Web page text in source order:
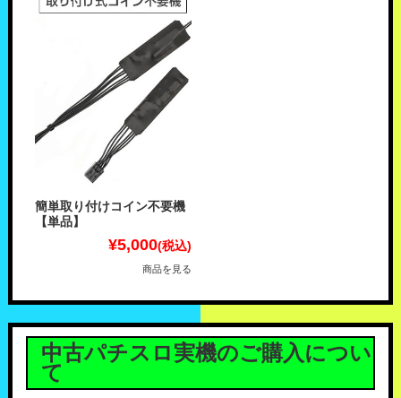
簡単取り付けコイン不要機
【単品】
¥5,000(税込)
商品を見る
中古パチスロ実機のご購入につい
て